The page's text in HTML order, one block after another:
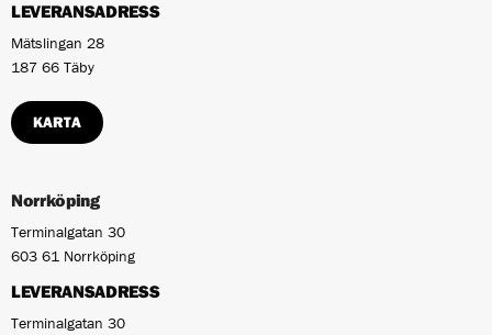
LEVERANSADRESS
Mätslingan 28
187 66 Täby
KARTA
Norrköping
Terminalgatan 30
603 61 Norrköping
LEVERANSADRESS
Terminalgatan 30